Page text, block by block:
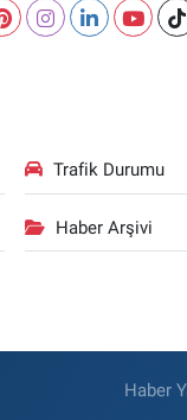
Trafik Durumu
Haber Arşivi
Haber